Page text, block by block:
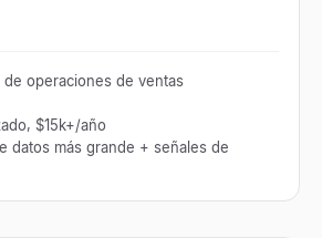
de operaciones de ventas
$15k+/año
datos más grande + señales de